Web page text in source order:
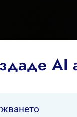
AI